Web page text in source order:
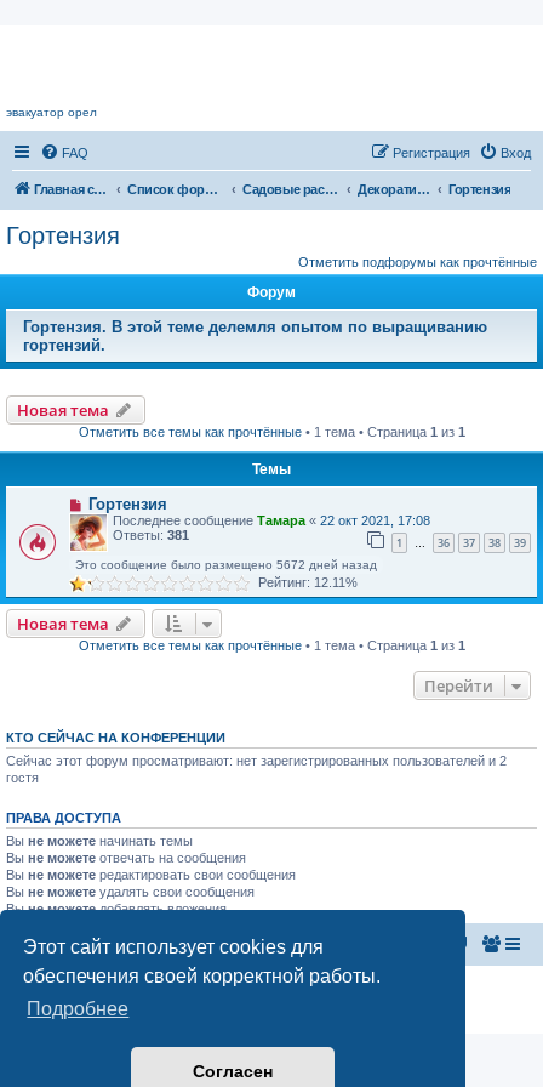
Этот сайт использует cookies для
обеспечения своей корректной работы.
Подробнее
Согласен
эвакуатор орел
FAQ Вход
Регистрация
Главная страница Список форумов Садовые растения Декоративные кустарники Гортензия
Гортензия
Отметить подфорумы как прочтённые
Форум
Гортензия. В этой теме делемля опытом по выращиванию
гортензий.
Новая тема
Отметить все темы как прочтённые• 1 тема • Страница 1 из 1
Темы
Гортензия
Последнее сообщение Тамара « 22 окт 2021, 17:08
Ответы: 381 1 … 36 37 38 39
Это сообщение было размещено 5672 дней назад
Рейтинг: 12.11%
Новая тема
Отметить все темы как прочтённые• 1 тема • Страница 1 из 1
Перейти
КТО СЕЙЧАС НА КОНФЕРЕНЦИИ
Сейчас этот форум просматривают: нет зарегистрированных пользователей и 2
гостя
ПРАВА ДОСТУПА
Вы не можете начинать темы
Вы не можете отвечать на сообщения
Вы не можете редактировать свои сообщения
Вы не можете удалять свои сообщения
Выне можетедобавлять вложения
Главная страница Список форумов
Конфиденциальность |